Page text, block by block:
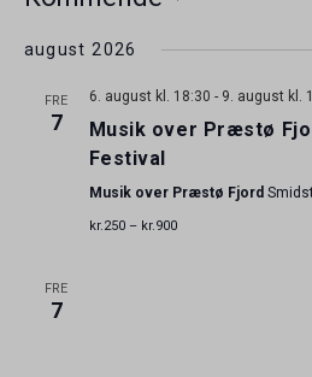
dato.
august 2026
FRE
7
6. august kl. 18:30 - 9. august kl.
Musik over Præstø
Festival
Musik over Præstø Fjord
kr.250 – kr.900
FRE
7